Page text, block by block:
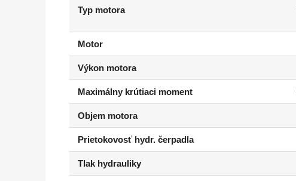
Typ motora
Motor
Výkon motora
Maximálny krútiaci moment
Objem motora
Prietokovosť hydr. čerpadla
Tlak hydrauliky